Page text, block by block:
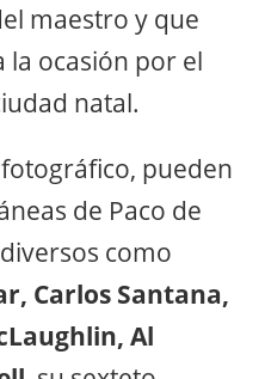
maestro y que
la ocasión por el
natal.
pueden
de Paco de
como
Carlos Santana,
Al